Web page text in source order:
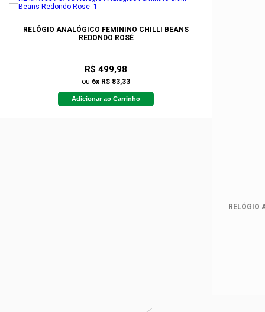
RELÓGIO ANALÓGICO FEMININO CHILLI BEANS
REDONDO ROSÉ
R$ 499,98
ou 6x R$ 83,33
Adicionar ao Carrinho
RELÓGIO